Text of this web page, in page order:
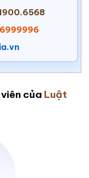
của Luật